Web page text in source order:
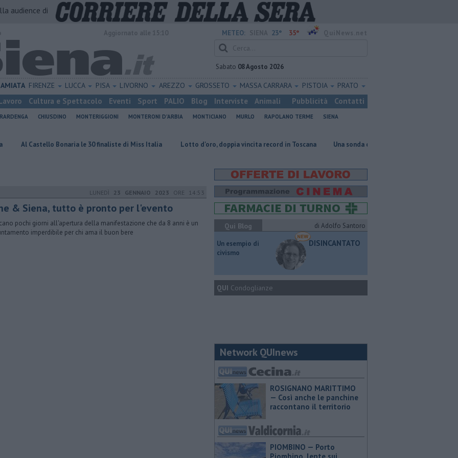
audience di
METEO: 23° 35°
Sabato 08 Agosto 2026
AMIATA FIRENZE LUCCA PISA LIVORNO AREZZO GROSSETO MASSA CARRARA PISTOIA PRATO
Cultura e Spettacolo Eventi Sport PALIO Blog Interviste Animali Pubblicità Contatti
CHIUSDINO MONTERIGGIONI MONTERONI D'ARBIA MONTICIANO MURLO RAPOLANO TERME SIENA
Bonaria le 30 finaliste di Miss Italia Lotto d'oro, doppia vincita record in Toscana Una sonda congelata contro le malattie rare del
LUNEDÌ 23 GENNAIO 2023 ORE 14:53
& Siena, tutto è pronto per l'evento
pochi giorni all'apertura della manifestazione che da 8 anni è un
imperdibile per chi ama il buon bere
Qui Blog di Adolfo Santoro
​Un esempio di
civismo
DISINCANTATO
QUI Condoglianze
Network QUInews
ROSIGNANO MARITTIMO
— Così anche le panchine
raccontano il territorio
PIOMBINO — Porto